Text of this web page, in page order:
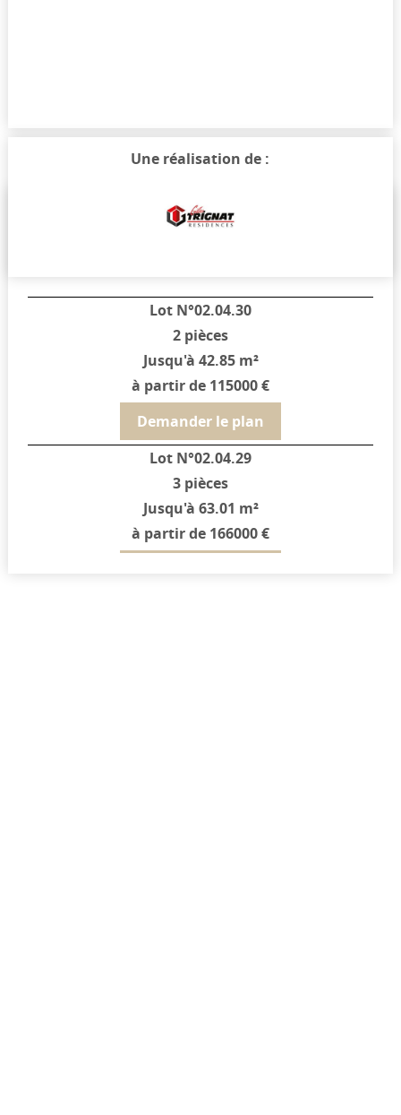
Une réalisation de :
Typologie et prix
Lot N°02.04.30
2 pièces
Jusqu'à 42.85 m²
à partir de 115000 €
Demander le plan
Lot N°02.04.29
3 pièces
Jusqu'à 63.01 m²
à partir de 166000 €